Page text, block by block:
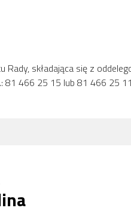
składająca się z
81 466 25 15 lub 81 466 25